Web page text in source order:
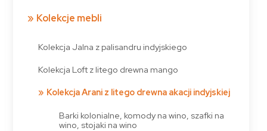
Kolekcje mebli
Kolekcja Jalna z palisandru indyjskiego
Kolekcja Loft z litego drewna mango
Kolekcja Arani z litego drewna akacji indyjskiej
Barki kolonialne, komody na wino, szafki na
wino, stojaki na wino